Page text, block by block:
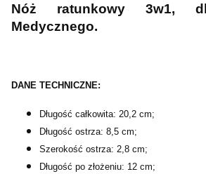
Nóż ratunkowy 3w1,
Medycznego.
DANE TECHNICZNE:
Długość całkowita: 20,2 cm;
Długość ostrza: 8,5 cm;
Szerokość ostrza: 2,8 cm;
Długość po złożeniu: 12 cm;